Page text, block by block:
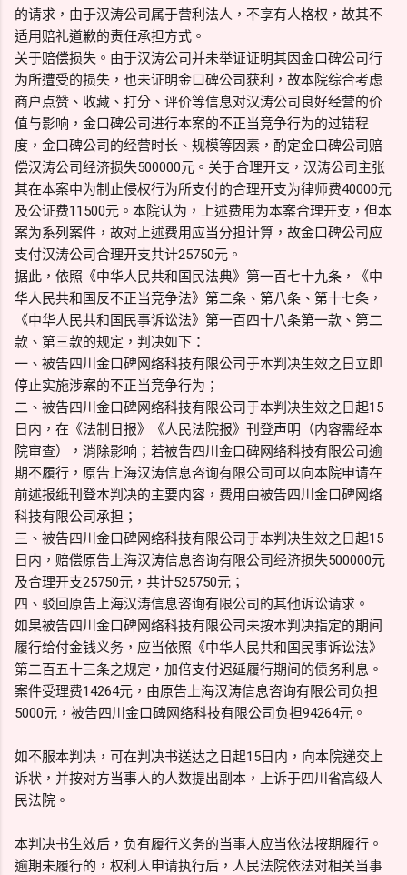
的请求，由于汉涛公司属于营利法人，不享有人格权，故其不
适用赔礼道歉的责任承担方式。
关于赔偿损失。由于汉涛公司并未举证证明其因金口碑公司行
为所遭受的损失，也未证明金口碑公司获利，故本院综合考虑
商户点赞、收藏、打分、评价等信息对汉涛公司良好经营的价
值与影响，金口碑公司进行本案的不正当竞争行为的过错程
度，金口碑公司的经营时长、规模等因素，酌定金口碑公司赔
偿汉涛公司经济损失500000元。关于合理开支，汉涛公司主张
其在本案中为制止侵权行为所支付的合理开支为律师费40000元
及公证费11500元。本院认为，上述费用为本案合理开支，但本
案为系列案件，故对上述费用应当分担计算，故金口碑公司应
支付汉涛公司合理开支共计25750元。
据此，依照《中华人民共和国民法典》第一百七十九条，《中
华人民共和国反不正当竞争法》第二条、第八条、第十七条，
《中华人民共和国民事诉讼法》第一百四十八条第一款、第二
款、第三款的规定，判决如下：
一、被告四川金口碑网络科技有限公司于本判决生效之日立即
停止实施涉案的不正当竞争行为；
二、被告四川金口碑网络科技有限公司于本判决生效之日起15
日内，在《法制日报》《人民法院报》刊登声明（内容需经本
院审查），消除影响；若被告四川金口碑网络科技有限公司逾
期不履行，原告上海汉涛信息咨询有限公司可以向本院申请在
前述报纸刊登本判决的主要内容，费用由被告四川金口碑网络
科技有限公司承担；
三、被告四川金口碑网络科技有限公司于本判决生效之日起15
日内，赔偿原告上海汉涛信息咨询有限公司经济损失500000元
及合理开支25750元，共计525750元；
四、驳回原告上海汉涛信息咨询有限公司的其他诉讼请求。
如果被告四川金口碑网络科技有限公司未按本判决指定的期间
履行给付金钱义务，应当依照《中华人民共和国民事诉讼法》
第二百五十三条之规定，加倍支付迟延履行期间的债务利息。
案件受理费14264元，由原告上海汉涛信息咨询有限公司负担
5000元，被告四川金口碑网络科技有限公司负担94264元。
如不服本判决，可在判决书送达之日起15日内，向本院递交上
诉状，并按对方当事人的人数提出副本，上诉于四川省高级人
民法院。
本判决书生效后，负有履行义务的当事人应当依法按期履行。
逾期未履行的，权利人申请执行后，人民法院依法对相关当事